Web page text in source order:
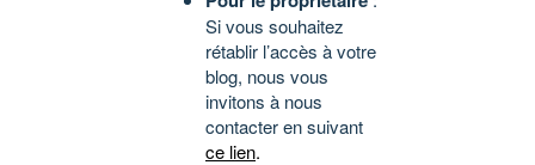
Si vous souhaitez
rétablir l’accès à votre
blog, nous vous
invitons à nous
contacter en suivant
ce lien.